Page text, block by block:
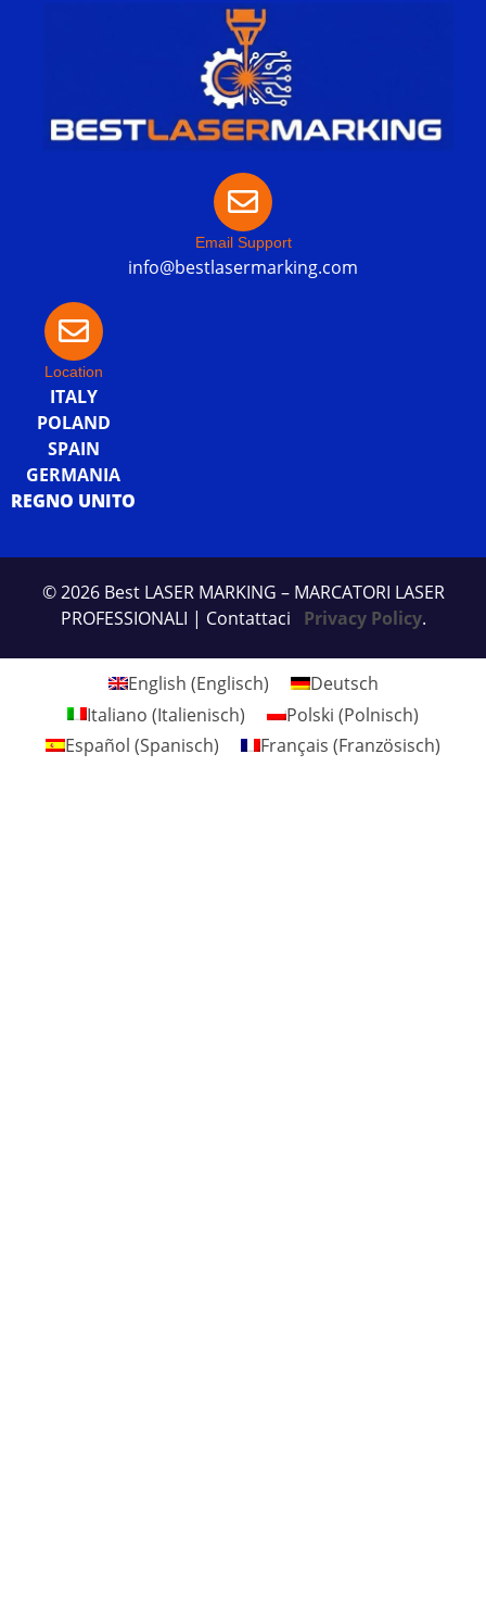
Email Support
info@bestlasermarking.com
Location
ITALY
POLAND
SPAIN
GERMANIA
REGNO UNITO
© 2026 Best LASER MARKING – MARCATORI LASER
PROFESSIONALI | Contattaci Privacy Policy.
English (Englisch)
Deutsch
Italiano (Italienisch) Polski (Polnisch)
Español (Spanisch) Français (Französisch)